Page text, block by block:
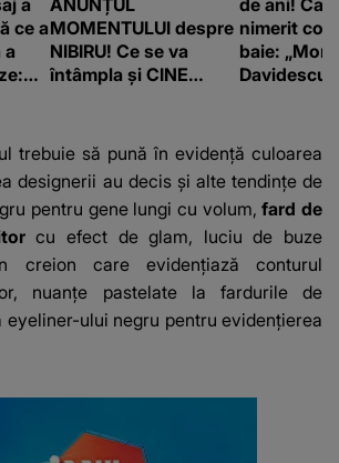
ce a
a
MOMENTULUI despre
NIBIRU! Ce se va
întâmpla și CINE
e ciudă că..."
nimerit
baie:
Davidescu
trebuie să pună în evidență culoarea
designerii au decis și alte tendințe de
pentru gene lungi cu volum,fard de
cu efect de glam, luciu de buze
creion care evidențiază conturul
nuanțe pastelate la fardurile de
eyeliner-ului negru pentru evidențierea